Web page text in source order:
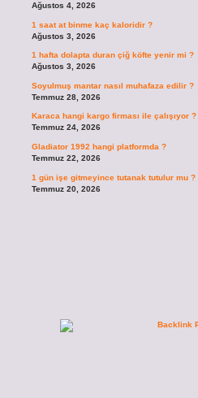
Ağustos 4, 2026
1 saat at binme kaç kaloridir ?
Ağustos 3, 2026
1 hafta dolapta duran çiğ köfte yenir mi ?
Ağustos 3, 2026
Soyulmuş mantar nasıl muhafaza edilir ?
Temmuz 28, 2026
Karaca hangi kargo firması ile çalışıyor ?
Temmuz 24, 2026
Gladiator 1992 hangi platformda ?
Temmuz 22, 2026
1 gün işe gitmeyince tutanak tutulur mu ?
Temmuz 20, 2026